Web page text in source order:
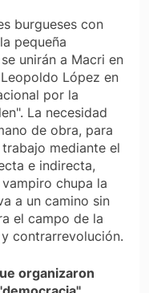
burgueses con
pequeña
unirán a Macri en
López en
por la
La necesidad
de obra, para
mediante el
e indirecta,
chupa la
a un camino sin
el campo de la
contrarrevolución.
organizaron